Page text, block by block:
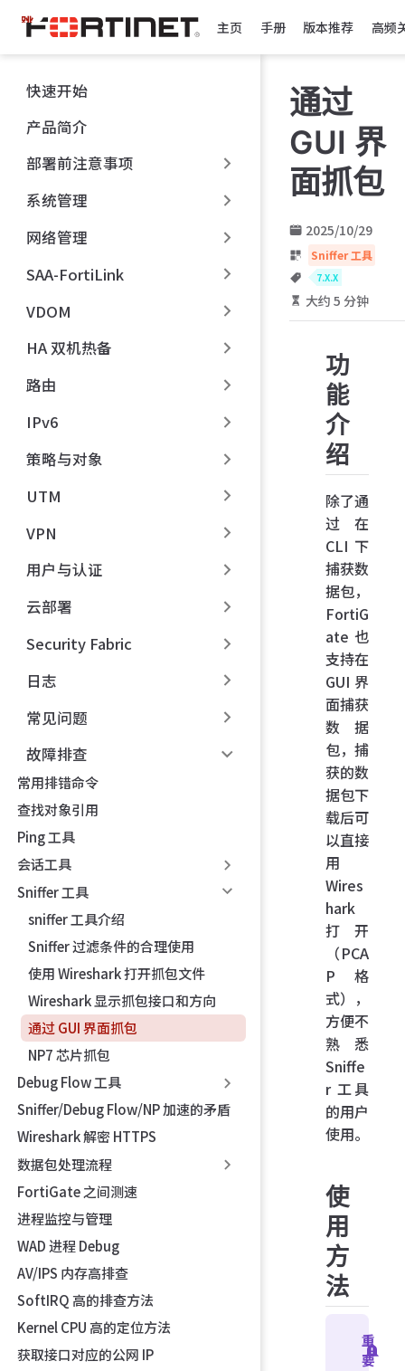
跳
至
主
內
容
主页 手册 版本推荐 高频
快速开始
产品简介
部署前注意事项
系统管理
网络管理
SAA-FortiLink
VDOM
HA 双机热备
路由
IPv6
策略与对象
UTM
VPN
用户与认证
云部署
Security Fabric
日志
常见问题
故障排查
常用排错命令
查找对象引用
Ping 工具
会话工具
Sniffer 工具
sniffer 工具介绍
Sniffer 过滤条件的合理使用
使用 Wireshark 打开抓包文件
Wireshark 显示抓包接口和方向
通过 GUI 界面抓包
NP7 芯片抓包
Debug Flow 工具
Sniffer/Debug Flow/NP 加速的矛盾
Wireshark 解密 HTTPS
数据包处理流程
FortiGate 之间测速
进程监控与管理
WAD 进程 Debug
AV/IPS 内存高排查
SoftIRQ 高的排查方法
Kernel CPU 高的定位方法
获取接口对应的公网 IP
通过
GUI 界
面抓包
2025/10/29
Sniffer 工具
7.X.X
大约 5 分钟
功
能
介
绍
除了通
过在
CLI 下
捕获数
据包，
FortiG
ate 也
支持在
GUI 界
面捕获
数据
包，捕
获的数
据包下
载后可
以直接
用
Wires
hark
打开
（PCA
P 格
式），
方便不
熟悉
Sniffe
r 工具
的用户
使用。
使
用
方
法
重
要